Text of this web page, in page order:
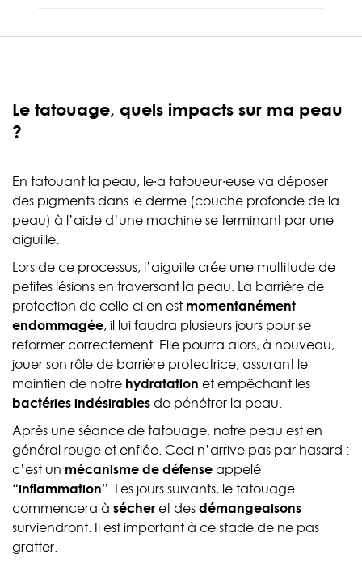
Le tatouage, quels impacts sur ma peau
?
En tatouant la peau, le·a tatoueur·euse va déposer
des pigments dans le derme (couche profonde de la
peau) à l’aide d’une machine se terminant par une
aiguille.
Lors de ce processus, l’aiguille crée une multitude de
petites lésions en traversant la peau. La barrière de
protection de celle-ci en est momentanément
endommagée, il lui faudra plusieurs jours pour se
reformer correctement. Elle pourra alors, à nouveau,
jouer son rôle de barrière protectrice, assurant le
maintien de notre hydratation et empêchant les
bactéries indésirablesde pénétrer la peau.
Après une séance de tatouage, notre peau est en
général rouge et enflée. Ceci n’arrive pas par hasard :
c’est un mécanisme de défenseappelé
“inflammation”. Les jours suivants, le tatouage
commencera à sécheret des démangeaisons
surviendront. Il est important à ce stade de ne pas
gratter.